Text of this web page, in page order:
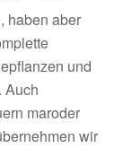
haben aber
und
Auch
maroder
wir